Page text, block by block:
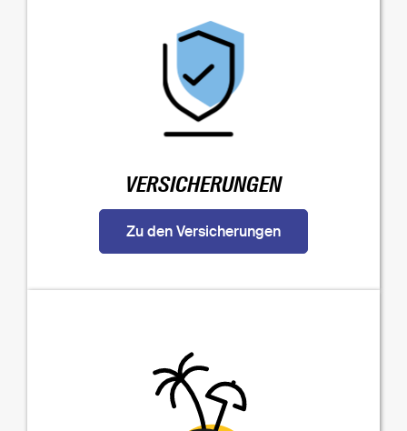
VERSICHERUNGEN
Zu den Versicherungen